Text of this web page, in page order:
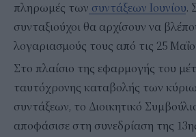
πληρωμές των συντάξεων Ιουνίου.
συνταξιούχοι θα αρχίσουν να
λογαριασμούς τους από τις 25
Στο πλαίσιο της εφαρμογής του
ταυτόχρονης καταβολής των
συντάξεων, το Διοικητικό
αποφάσισε στη συνεδρίαση της